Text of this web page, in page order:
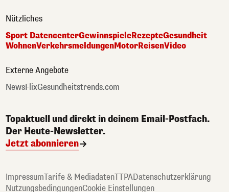
Nützliches
Sport DatencenterGewinnspieleRezepteGesundheit
WohnenVerkehrsmeldungenMotorReisenVideo
Externe Angebote
NewsFlixGesundheitstrends.com
Topaktuell und direkt in deinem Email-Postfach.
Der Heute-Newsletter.
Jetzt abonnieren
ImpressumTarife & MediadatenTTPADatenschutzerklärung
NutzungsbedingungenCookie Einstellungen